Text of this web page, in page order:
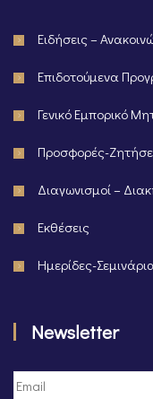
Ειδήσεις –
Επιδοτούμενα
Γενικό Εμπορικό
Προσφορές-
Διαγωνισμοί –
Εκθέσεις
Ημερίδες-
Newsletter